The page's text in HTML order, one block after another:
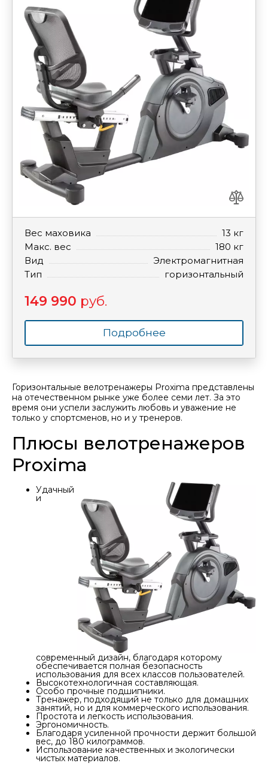
Вес маховика
13 кг
Макс. вес
180 кг
Вид
Электромагнитная
Тип
горизонтальный
149 990 руб.
Подробнее
Горизонтальные велотренажеры Proxima представлены
на отечественном рынке уже более семи лет. За это
время они успели заслужить любовь и уважение не
только у спортсменов, но и у тренеров.
Плюсы велотренажеров
Proxima
Удачный
и
современный дизайн, благодаря которому
обеспечивается полная безопасность
использования для всех классов пользователей.
Высокотехнологичная составляющая.
Особо прочные подшипники.
Тренажер, подходящий не только для домашних
занятий, но и для коммерческого использования.
Простота и легкость использования.
Эргономичность.
Благодаря усиленной прочности держит большой
вес, до 180 килограммов.
Использование качественных и экологически
чистых материалов.